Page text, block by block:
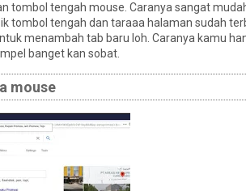
tombol tengah mouse. Caranya sangat
tombol tengah dan taraaa halaman sudah
menambah tab baru loh. Caranya kamu
banget kan sobat.
mouse